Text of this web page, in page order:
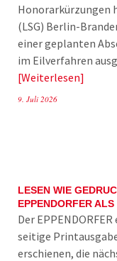
Honorarkürzungen
(LSG) Berlin-
einer geplanten
im Eilverfahren
Weiterlesen
9. Juli 2026
LESEN WIE
EPPENDORFER
Der
seitige
erschienen, die